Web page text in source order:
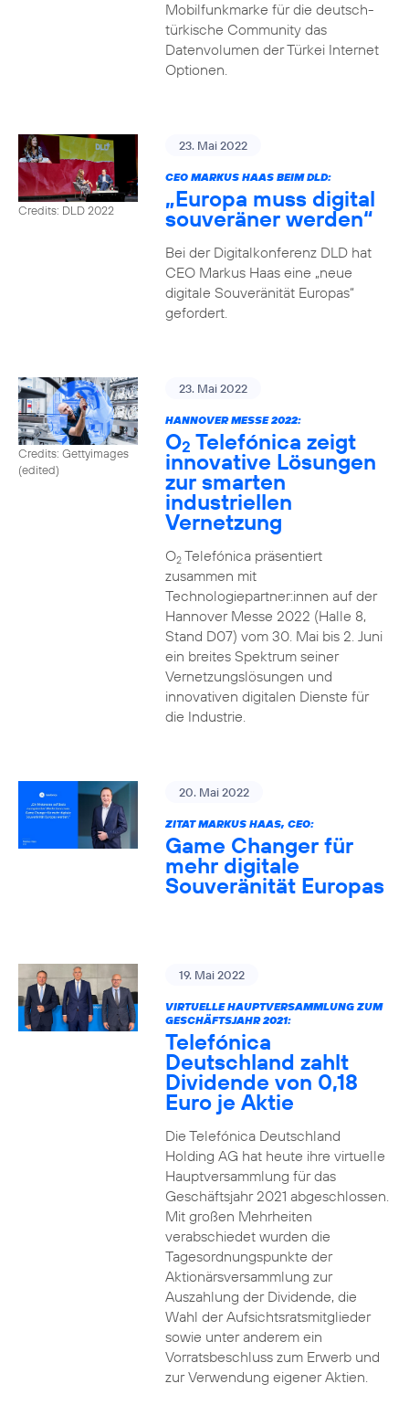
Mobilfunkmarke für die deutsch-
türkische Community das
Datenvolumen der Türkei Internet
Optionen.
Credits: DLD 2022
23. Mai 2022
CEO MARKUS HAAS BEIM DLD:
„Europa muss digital
souveräner werden“
Bei der Digitalkonferenz DLD hat
CEO Markus Haas eine „neue
digitale Souveränität Europas“
gefordert.
Credits: Gettyimages
(edited)
23. Mai 2022
HANNOVER MESSE 2022:
O2 Telefónica zeigt
innovative Lösungen
zur smarten
industriellen
Vernetzung
O2Telefónica präsentiert
zusammen mit
Technologiepartner:innen auf der
Hannover Messe 2022 (Halle 8,
Stand D07) vom 30. Mai bis 2. Juni
ein breites Spektrum seiner
Vernetzungslösungen und
innovativen digitalen Dienste für
die Industrie.
20. Mai 2022
ZITAT MARKUS HAAS, CEO:
Game Changer für
mehr digitale
Souveränität Europas
19. Mai 2022
VIRTUELLE HAUPTVERSAMMLUNG ZUM
GESCHÄFTSJAHR 2021:
Telefónica
Deutschland zahlt
Dividende von 0,18
Euro je Aktie
Die Telefónica Deutschland
Holding AG hat heute ihre virtuelle
Hauptversammlung für das
Geschäftsjahr 2021 abgeschlossen.
Mit großen Mehrheiten
verabschiedet wurden die
Tagesordnungspunkte der
Aktionärsversammlung zur
Auszahlung der Dividende, die
Wahl der Aufsichtsratsmitglieder
sowie unter anderem ein
Vorratsbeschluss zum Erwerb und
zur Verwendung eigener Aktien.